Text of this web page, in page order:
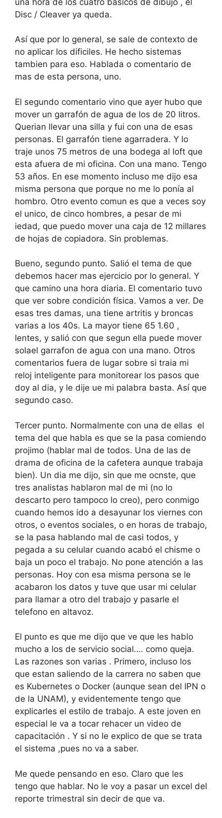
Disc / Cleaver ya queda.
Así que por lo general, se sale de contexto de
no aplicar los dificiles. He hecho sistemas
tambien para eso. Hablada o comentario de
mas de esta persona, uno.
El segundo comentario vino que ayer hubo que
mover un garrafón de agua de los de 20 litros.
Querian llevar una silla y fui con una de esas
personas. El garrafón tiene agarradera. Y lo
traje unos 75 metros de una bodega al loft que
esta afuera de mi oficina. Con una mano. Tengo
53 años. En ese momento incluso me dijo esa
misma persona que porque no me lo ponía al
hombro. Otro evento comun es que a veces soy
el unico, de cinco hombres, a pesar de mi
iedad, que puedo mover una caja de 12 millares
de hojas de copiadora. Sin problemas.
Bueno, segundo punto. Salió el tema de que
debemos hacer mas ejercicio por lo general. Y
que camino una hora diaria. El comentario tuvo
que ver sobre condición física. Vamos a ver. De
esas tres damas, una tiene artritis y broncas
varias a los 40s. La mayor tiene 65 1.60 ,
lentes, y salió con que segun ella puede mover
solael garrafon de agua con una mano. Otros
comentarios fuera de lugar sobre si traia mi
reloj inteligente para monitorear los pasos que
doy al dia, y le dije ue mi palabra basta. Así que
segundo caso.
Tercer punto. Normalmente con una de ellas el
tema del que habla es que se la pasa comiendo
projimo (hablar mal de todos. Una de las de
drama de oficina de la cafetera aunque trabaja
bien). Un dia me dijo, sin que me ocnste, que
tres analistas hablaron mal de mi (no lo
descarto pero tampoco lo creo), pero conmigo
cuando hemos ido a desayunar los viernes con
otros, o eventos sociales, o en horas de trabajo,
se la pasa hablando mal de casi todos, y
pegada a su celular cuando acabó el chisme o
baja un poco el trabajo. No pone atención a las
personas. Hoy con esa misma persona se le
acabaron los datos y tuve que usar mi celular
para llamar a otro del trabajo y pasarle el
telefono en altavoz.
El punto es que me dijo que ve que les hablo
mucho a los de servicio social…. como queja.
Las razones son varias . Primero, incluso los
que estan saliendo de la carrera no saben que
es Kubernetes o Docker (aunque sean del IPN o
de la UNAM), y evidentemente tengo que
explicarles el estilo de trabajo. A este joven en
especial le va a tocar rehacer un video de
capacitación . Y si no le explico de que se trata
el sistema ,pues no va a saber.
Me quede pensando en eso. Claro que les
tengo que hablar. No le voy a pasar un excel del
reporte trimestral sin decir de que va.